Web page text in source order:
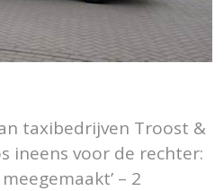
taxibedrijven Troost &
ineens voor de rechter:
– 2